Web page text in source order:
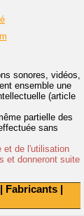
| Fabricants |
sonores, vidéos,
ensemble une
(article
partielle des
sans
et de l'utilisation
et donneront suite